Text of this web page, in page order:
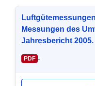
Messungen des
Jahresbericht 2005.
PDF -